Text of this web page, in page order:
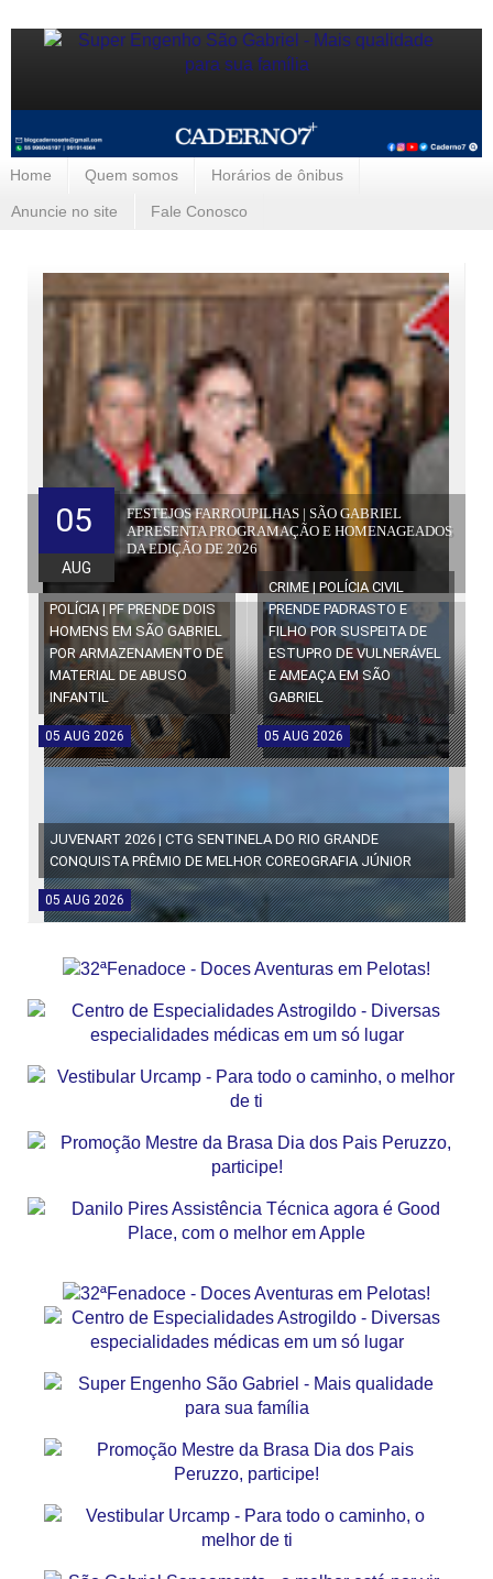
Home Quem somos Horários de ônibus
Anuncie no site Fale Conosco
FESTEJOS FARROUPILHAS | SÃO GABRIEL
APRESENTA PROGRAMAÇÃO E HOMENAGEADOS
DA EDIÇÃO DE 2026
05
AUG
POLÍCIA | PF PRENDE DOIS
HOMENS EM SÃO GABRIEL
POR ARMAZENAMENTO DE
MATERIAL DE ABUSO
INFANTIL
05 AUG 2026
CRIME | POLÍCIA CIVIL
PRENDE PADRASTO E
FILHO POR SUSPEITA DE
ESTUPRO DE VULNERÁVEL
E AMEAÇA EM SÃO
GABRIEL
05 AUG 2026
JUVENART 2026 | CTG SENTINELA DO RIO GRANDE
CONQUISTA PRÊMIO DE MELHOR COREOGRAFIA JÚNIOR
05 AUG 2026